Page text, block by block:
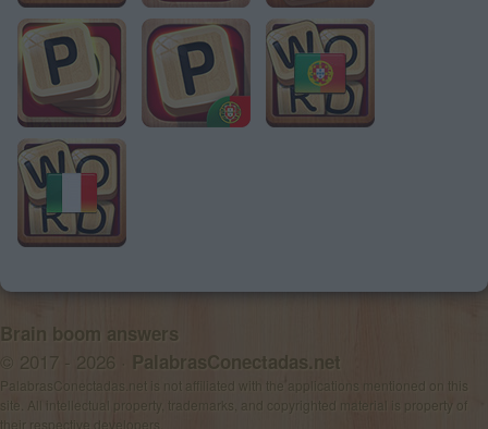
Brain boom answers
© 2017 - 2026 · PalabrasConectadas.net
PalabrasConectadas.net is not affiliated with the applications mentioned on this
site. All intellectual property, trademarks, and copyrighted material is property of